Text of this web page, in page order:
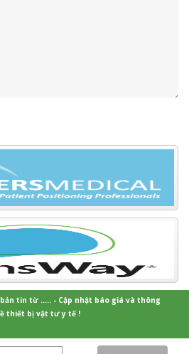
tin từ ..... - Cập nhật báo giá và thông
thiết bị vật tư y tế !